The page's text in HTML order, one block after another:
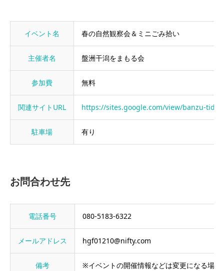
イベント名 春の自然観察会＆ミニごみ拾い
主催者名 盤洲干潟をまもる会
参加費 無料
関連サイトURL https://sites.google.com/view/banzu-
駐車場 有り
お問合わせ先
電話番号 080-5183-6322
メールアドレス hgf01210@nifty.com
備考 ※イベントの開催情報などは変更になる場